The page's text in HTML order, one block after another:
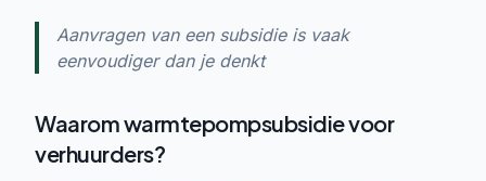
Aanvragen van een subsidie is vaak
eenvoudiger dan je denkt
Waarom warmtepompsubsidie voor
verhuurders?